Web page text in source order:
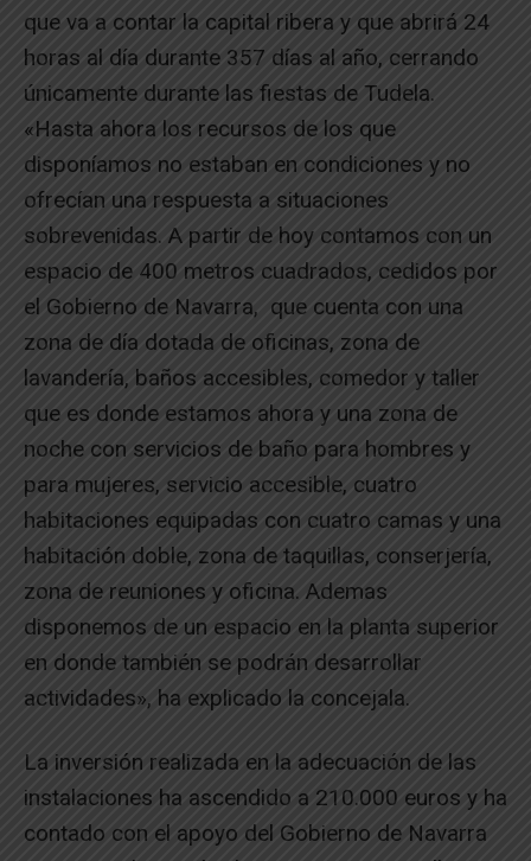
que va a contar la capital ribera y que abrirá 24
horas al día durante 357 días al año, cerrando
únicamente durante las fiestas de Tudela.
«Hasta ahora los recursos de los que
disponíamos no estaban en condiciones y no
ofrecían una respuesta a situaciones
sobrevenidas. A partir de hoy contamos con un
espacio de 400 metros cuadrados, cedidos por
el Gobierno de Navarra, que cuenta con una
zona de día dotada de oficinas, zona de
lavandería, baños accesibles, comedor y taller
que es donde estamos ahora y una zona de
noche con servicios de baño para hombres y
para mujeres, servicio accesible, cuatro
habitaciones equipadas con cuatro camas y una
habitación doble, zona de taquillas, conserjería,
zona de reuniones y oficina. Ademas
disponemos de un espacio en la planta superior
en donde también se podrán desarrollar
actividades», ha explicado la concejala.
La inversión realizada en la adecuación de las
instalaciones ha ascendido a 210.000 euros y ha
contado con el apoyo del Gobierno de Navarra